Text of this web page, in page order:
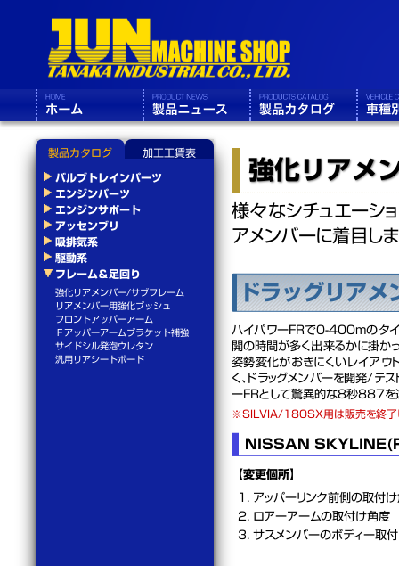
強化リアメ
様々なシチュエーシ
アメンバーに着目しま
ドラッグリアメ
ハイパワーFRで0-400mのタイ
開の時間が多く出来るかに掛か
姿勢変化がおきにくいレイアウ
く、ドラッグメンバーを開発/テス
ーFRとして驚異的な8秒887を
SILVIA/180SX用は販売を終了
NISSAN
【変更個所】
アッパーリンク前側の取付
ロアーアームの取付け角度
サスメンバーのボディー取
製品カタログ 加工工賃表
バルブトレインパーツ
エンジンパーツ
エンジンサポート
アッセンブリ
吸排気系
駆動系
フレーム＆足回り
強化リアメンバー/サブフレーム
リアメンバー用強化ブッシュ
フロントアッパーアーム
Ｆアッパーアームブラケット補強
サイドシル発泡ウレタン
汎用リアシートボード